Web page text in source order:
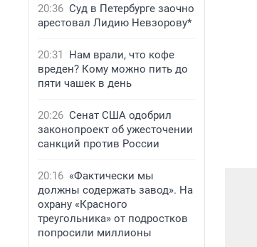
20:36 Суд в Петербурге заочно
арестовал Лидию Невзорову*
20:31
Нам врали, что кофе
вреден? Кому можно пить до
пяти чашек в день
20:26 Сенат США одобрил
законопроект об ужесточении
санкций против России
20:16 «Фактически мы
должны содержать завод». На
охрану «Красного
треугольника» от подростков
попросили миллионы